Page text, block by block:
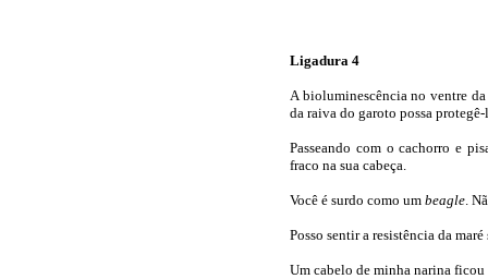
Ligadura 4
A bioluminescência no ventre
da raiva do garoto possa
Passeando com o cachorro e
fraco na sua cabeça.
Você é surdo como um beagle.
Posso sentir a resistência da
Um cabelo de minha narina ficou